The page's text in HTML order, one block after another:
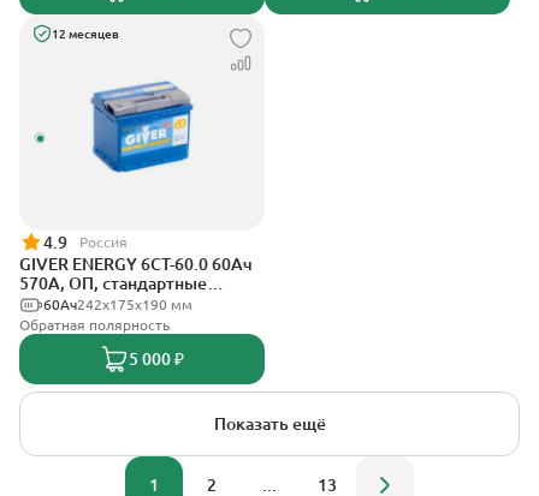
12 месяцев
4.9 Россия
GIVER ENERGY 6СТ-60.0 60Ач
570А, ОП, стандартные
клеммы242х175х190 мм
60Ач
Обратная полярность
5 000 ₽
Показать ещё
1 2 13